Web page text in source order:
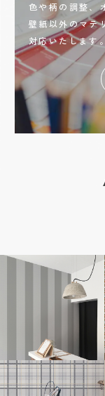
色や柄の調整、
壁紙以外のマテ
対応いたします。